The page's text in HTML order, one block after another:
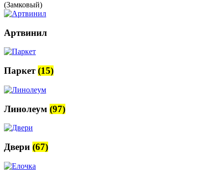
(Замковый)
Артвинил
Паркет(15)
Линолеум (97)
Двери (67)